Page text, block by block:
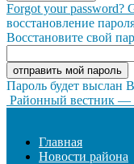
Forgot your password?
восстановление
Восстановите свой
Пароль будет выслан
Районный вестник —
Главная
Новости района